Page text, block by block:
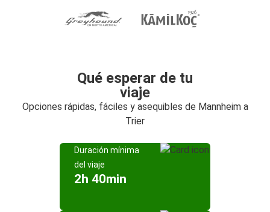
Qué esperar de tu
viaje
Opciones rápidas, fáciles y asequibles de Mannheim a
Trier
Duración mínima
del viaje
2h 40min